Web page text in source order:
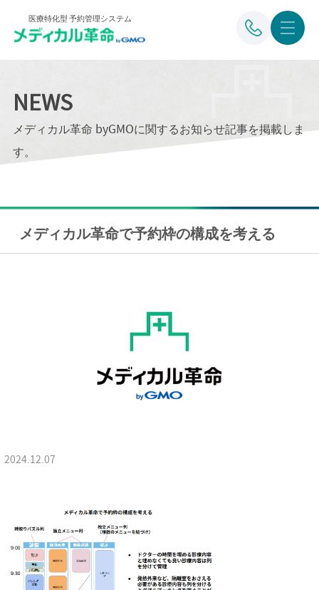
医療特化型 予約管理システム
NEWS
メディカル革命 byGMOに関するお知らせ記事を掲載しま
す。
メディカル革命で予約枠の構成を考える
2024.12.07